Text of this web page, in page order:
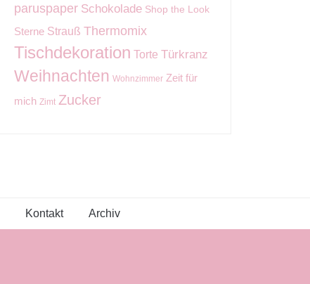
paruspaper Schokolade Shop the Look
Sterne Strauß Thermomix
Tischdekoration Torte Türkranz
Weihnachten Wohnzimmer Zeit für
mich Zimt Zucker
Kontakt Archiv